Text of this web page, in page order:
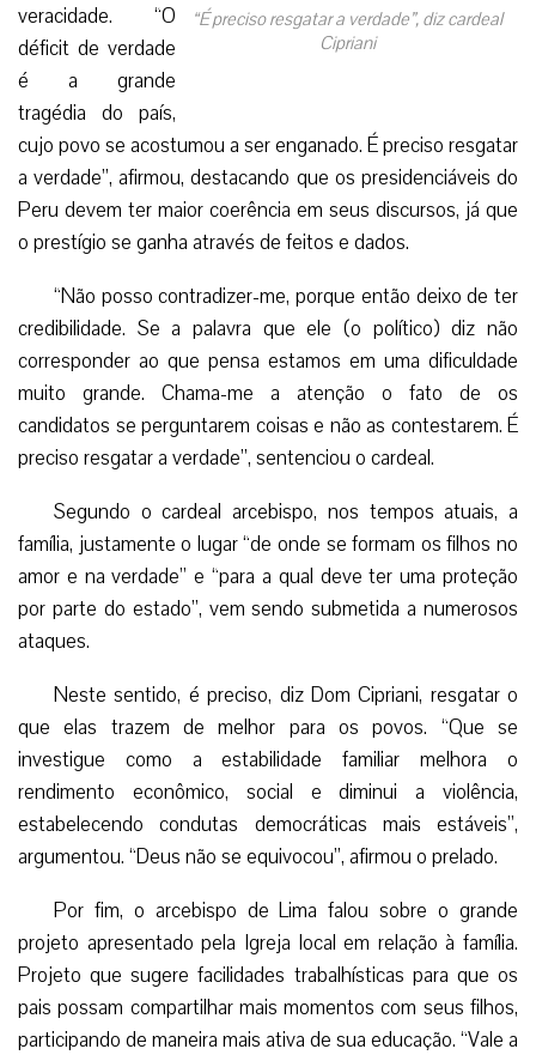
“É preciso resgatar a verdade”, diz cardeal
Cipriani
veracidade. “O
déficit de verdade
é a grande
tragédia do país,
cujo povo se acostumou a ser enganado. É preciso resgatar
a verdade”, afirmou, destacando que os presidenciáveis do
Peru devem ter maior coerência em seus discursos, já que
o prestígio se ganha através de feitos e dados.
“Não posso contradizer-me, porque então deixo de ter
credibilidade. Se a palavra que ele (o político) diz não
corresponder ao que pensa estamos em uma dificuldade
muito grande. Chama-me a atenção o fato de os
candidatos se perguntarem coisas e não as contestarem. É
preciso resgatar a verdade”, sentenciou o cardeal.
Segundo o cardeal arcebispo, nos tempos atuais, a
família, justamente o lugar “de onde se formam os filhos no
amor e na verdade” e “para a qual deve ter uma proteção
por parte do estado”, vem sendo submetida a numerosos
ataques.
Neste sentido, é preciso, diz Dom Cipriani, resgatar o
que elas trazem de melhor para os povos. “Que se
investigue como a estabilidade familiar melhora o
rendimento econômico, social e diminui a violência,
estabelecendo condutas democráticas mais estáveis”,
argumentou. “Deus não se equivocou”, afirmou o prelado.
Por fim, o arcebispo de Lima falou sobre o grande
projeto apresentado pela Igreja local em relação à família.
Projeto que sugere facilidades trabalhísticas para que os
pais possam compartilhar mais momentos com seus filhos,
participando de maneira mais ativa de sua educação. “Vale a